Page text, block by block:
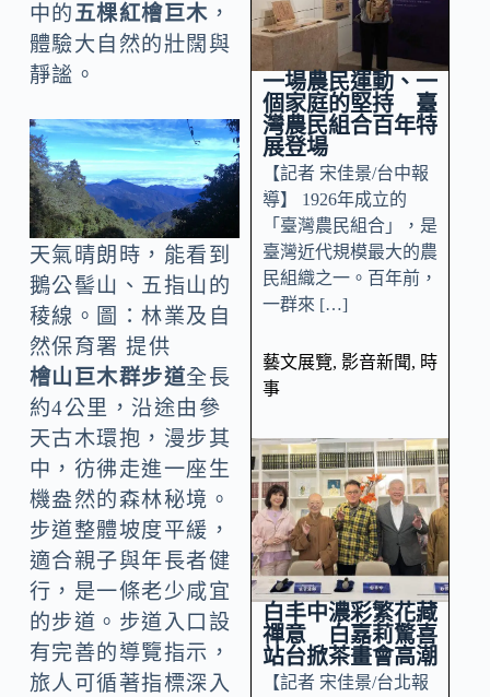
中的五棵紅檜巨木 ，
體驗大自然的壯闊與
靜謐。
天氣晴朗時，能看到
鵝公髻山、五指山的
稜線。圖：林業及自
然保育署 提供
檜山巨木群步道全長
約4公里，沿途由參
天古木環抱，漫步其
中，彷彿走進一座生
機盎然的森林秘境。
步道整體坡度平緩，
適合親子與年長者健
行，是一條老少咸宜
的步道。步道入口設
有完善的導覽指示，
旅人可循著指標深入
一場農民運動、一
個家庭的堅持 臺
灣農民組合百年特
展登場
【記者 宋佳景/台中報
導】 1926年成立的
「臺灣農民組合」，是
臺灣近代規模最大的農
民組織之一。百年前，
一群來 […]
藝文展覽, 影音新聞, 時
事
白丰中濃彩繁花藏
禪意 白嘉莉驚喜
站台掀茶畫會高潮
【記者 宋佳景/台北報